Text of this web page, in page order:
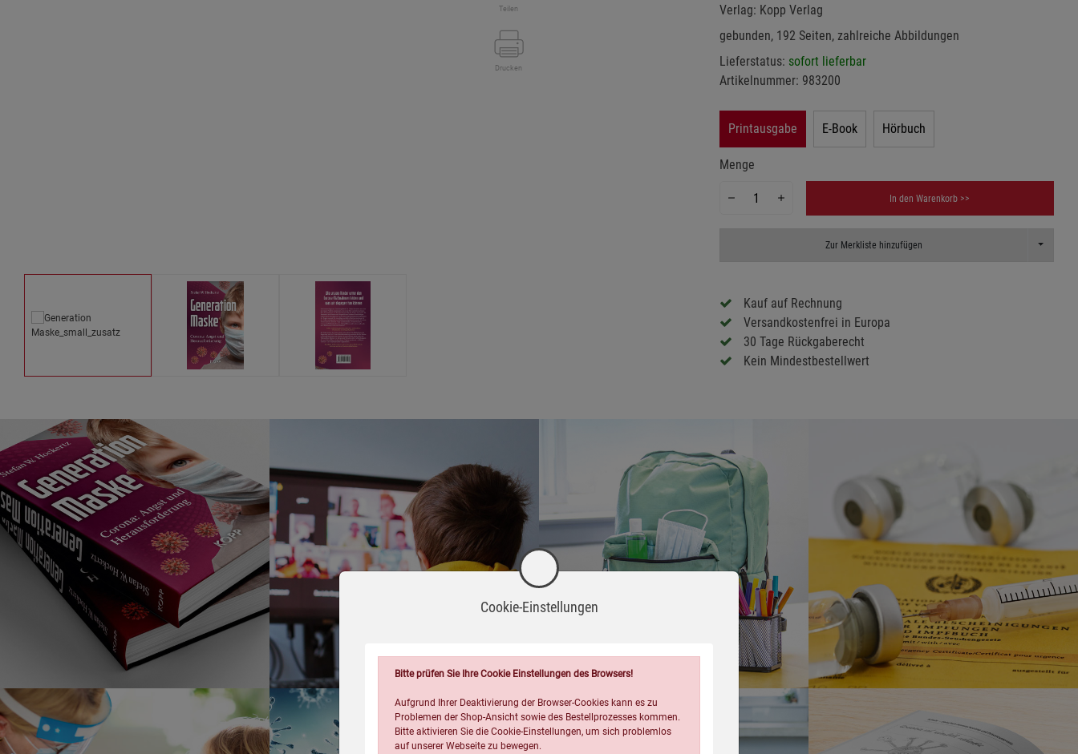
Teilen
Drucken
Verlag: Kopp Verlag
gebunden, 192 Seiten, zahlreiche Abbildungen
Lieferstatus: sofort lieferbar
Artikelnummer: 983200
Printausgabe E-Book Hörbuch
Menge
In den Warenkorb >>
Zur Merkliste hinzufügen Toggle
Kauf auf Rechnung
Versandkostenfrei in Europa
30 Tage Rückgaberecht
Kein Mindestbestellwert
Cookie-Einstellungen
Bitte prüfen Sie Ihre Cookie Einstellungen des Browsers!
Aufgrund Ihrer Deaktivierung der Browser-Cookies kann es zu
Problemen der Shop-Ansicht sowie des Bestellprozesses kommen.
Bitte aktivieren Sie die Cookie-Einstellungen, um sich problemlos
auf unserer Webseite zu bewegen.